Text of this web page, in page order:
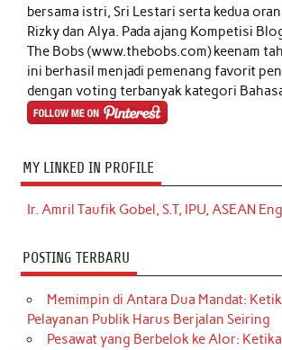
bersama istri, Sri Lestari serta kedua
Rizky dan Alya. Pada ajang Kompetisi
The Bobs (www.thebobs.com) keenam
ini berhasil menjadi pemenang favorit
dengan voting terbanyak kategori
MY LINKED IN PROFILE
Ir. Amril Taufik Gobel, S.T, IPU, ASEAN
POSTING TERBARU
Memimpin di Antara Dua Mandat:
Pelayanan Publik Harus Berjalan Seiring
Pesawat yang Berbelok ke Alor: Ketika